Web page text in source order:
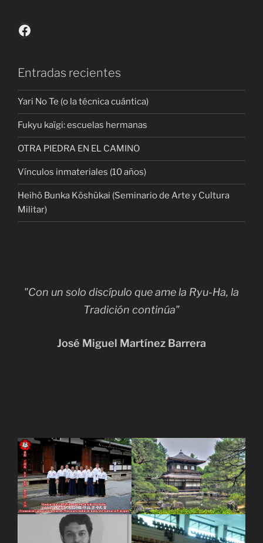
Facebook
Entradas recientes
Yari No Te (o la técnica cuántica)
Fukyu kaïgi: escuelas hermanas
OTRA PIEDRA EN EL CAMINO
Vínculos inmateriales (10 años)
Heihō Bunka Kōshūkai (Seminario de Arte y Cultura
Militar)
"Con un solo discípulo que ame la Ryu-Ha, la
Tradición continúa"
José Miguel Martínez Barrera